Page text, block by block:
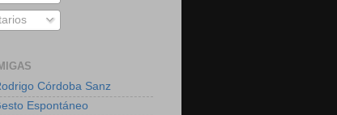
Córdoba Sanz
Espontáneo